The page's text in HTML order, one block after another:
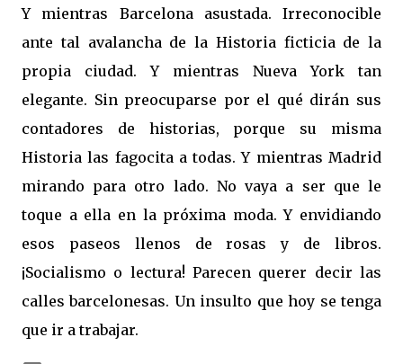
Y mientras Barcelona asustada. Irreconocible
ante tal avalancha de la Historia ficticia de la
propia ciudad. Y mientras Nueva York tan
elegante. Sin preocuparse por el qué dirán sus
contadores de historias, porque su misma
Historia las fagocita a todas. Y mientras Madrid
mirando para otro lado. No vaya a ser que le
toque a ella en la próxima moda. Y envidiando
esos paseos llenos de rosas y de libros.
¡Socialismo o lectura! Parecen querer decir las
calles barcelonesas. Un insulto que hoy se tenga
que ir a trabajar.